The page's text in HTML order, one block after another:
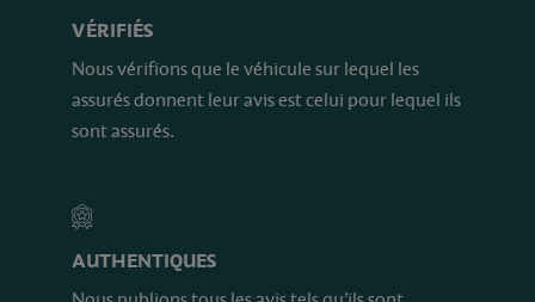
VÉRIFIÉS
Nous vérifions que le véhicule sur lequel les
assurés donnent leur avis est celui pour lequel ils
sont assurés.
AUTHENTIQUES